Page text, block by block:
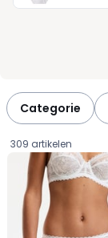
Categorie
309 artikelen